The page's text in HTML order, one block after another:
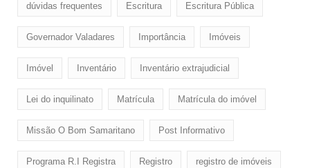
dúvidas frequentes Escritura Escritura Pública
Governador Valadares Importância Imóveis
Imóvel Inventário Inventário extrajudicial
Lei do inquilinato Matrícula Matrícula do imóvel
Missão O Bom Samaritano Post Informativo
Programa R.I Registra Registro registro de imóveis